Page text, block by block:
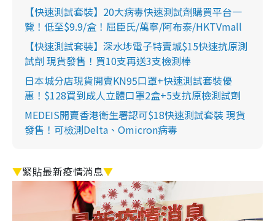
【快速測試套裝】20大病毒快速測試劑購買平台一
覽！低至$9.9/盒！屈臣氏/萬寧/阿布泰/HKTVmall
【快速測試套裝】深水埗電子特賣城$15快速抗原測
試劑 現貨發售！買10支再送3支檢測棒
日本城分店現貨開賣KN95口罩+快速測試套裝優
惠！$128買到成人立體口罩2盒+5支抗原檢測試劑
MEDEIS開賣香港衛生署認可$18快速測試套裝 現貨
發售！可檢測Delta、Omicron病毒
▼緊貼最新疫情消息▼